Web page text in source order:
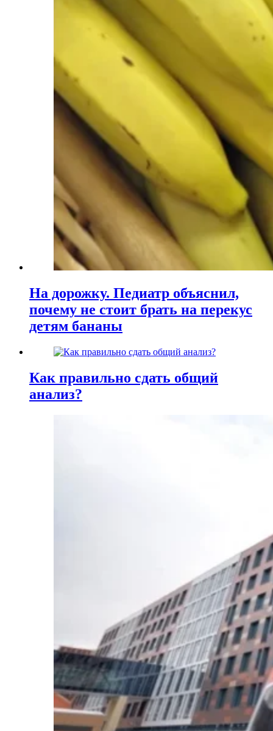
На дорожку. Педиатр объяснил,
почему не стоит брать на перекус
детям бананы
Как правильно сдать общий
анализ?